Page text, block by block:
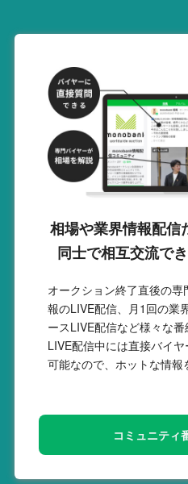
相場や業界情報配信
同士で相互交流で
オークション終了直後の
報のLIVE配信、月1回の業
ースLIVE配信など様々な番
LIVE配信中には直接バイ
可能なので、ホットな情報
コミュニティ